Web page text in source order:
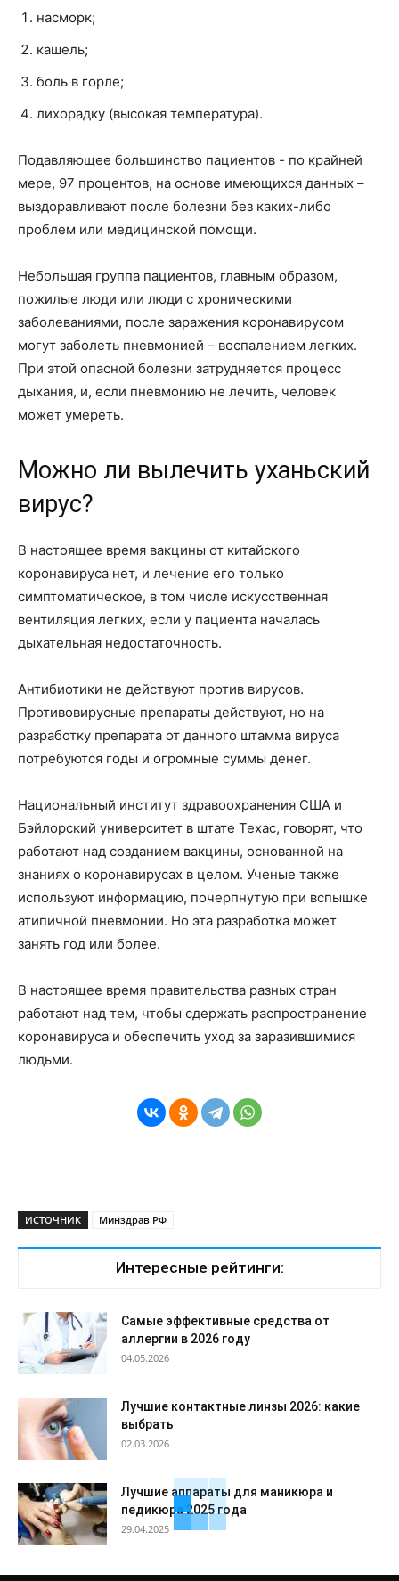
насморк;
кашель;
боль в горле;
лихорадку (высокая температура).
Подавляющее большинство пациентов - по крайней
мере, 97 процентов, на основе имеющихся данных –
выздоравливают после болезни без каких-либо
проблем или медицинской помощи.
Небольшая группа пациентов, главным образом,
пожилые люди или люди с хроническими
заболеваниями, после заражения коронавирусом
могут заболеть пневмонией – воспалением легких.
При этой опасной болезни затрудняется процесс
дыхания, и, если пневмонию не лечить, человек
может умереть.
Можно ли вылечить уханьский
вирус?
В настоящее время вакцины от китайского
коронавируса нет, и лечение его только
симптоматическое, в том числе искусственная
вентиляция легких, если у пациента началась
дыхательная недостаточность.
Антибиотики не действуют против вирусов.
Противовирусные препараты действуют, но на
разработку препарата от данного штамма вируса
потребуются годы и огромные суммы денег.
Национальный институт здравоохранения США и
Бэйлорский университет в штате Техас, говорят, что
работают над созданием вакцины, основанной на
знаниях о коронавирусах в целом. Ученые также
используют информацию, почерпнутую при вспышке
атипичной пневмонии. Но эта разработка может
занять год или более.
В настоящее время правительства разных стран
работают над тем, чтобы сдержать распространение
коронавируса и обеспечить уход за заразившимися
людьми.
ИСТОЧНИК Минздрав РФ
Интересные рейтинги:
Самые эффективные средства от
аллергии в 2026 году
04.05.2026
Лучшие контактные линзы 2026: какие
выбрать
02.03.2026
Лучшие аппараты для маникюра и
педикюра 2025 года
29.04.2025